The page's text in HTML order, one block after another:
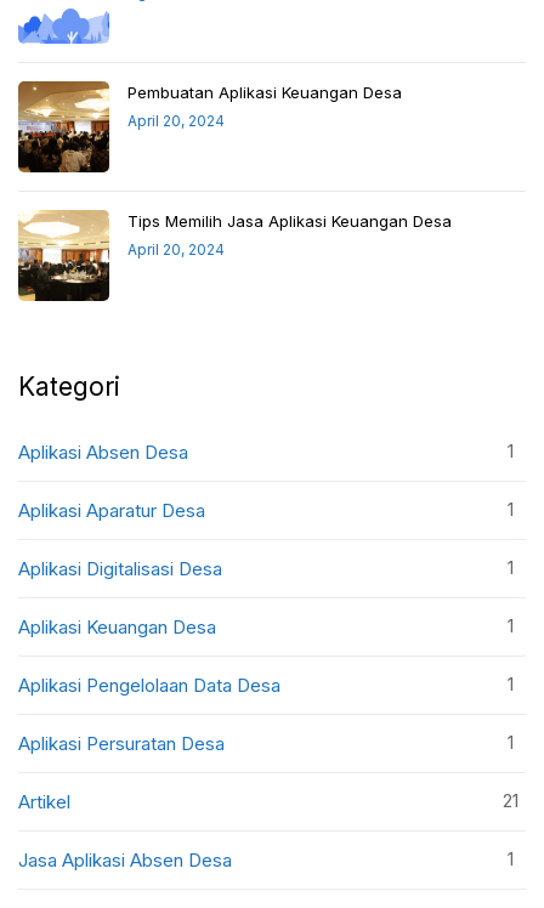
Pembuatan Aplikasi Keuangan Desa
April 20, 2024
Tips Memilih Jasa Aplikasi Keuangan Desa
April 20, 2024
Kategori
Aplikasi Absen Desa 1
Aplikasi Aparatur Desa 1
Aplikasi Digitalisasi Desa 1
Aplikasi Keuangan Desa 1
Aplikasi Pengelolaan Data Desa 1
Aplikasi Persuratan Desa 1
Artikel 21
Jasa Aplikasi Absen Desa 1